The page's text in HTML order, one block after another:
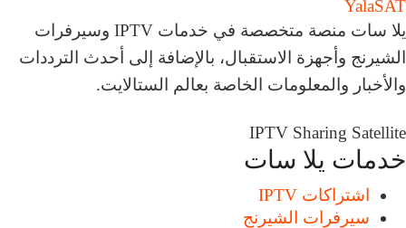
YalaSAT
يلا سات منصة متخصصة في خدمات IPTV وسيرفرات
الشيرنج وأجهزة الاستقبال، بالإضافة إلى أحدث الترددات
والأخبار والمعلومات الخاصة بعالم الستالايت.
IPTV Sharing Satellite
خدمات يلا سات
اشتراكات IPTV
سيرفرات الشيرنج